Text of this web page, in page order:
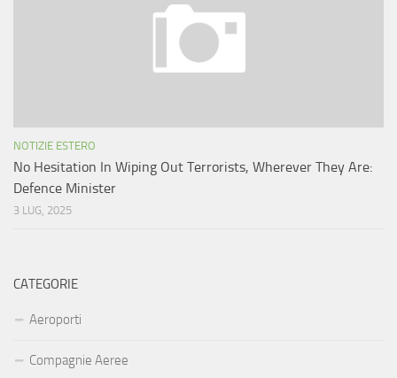
NOTIZIE ESTERO
No Hesitation In Wiping Out Terrorists, Wherever They Are:
Defence Minister
3 LUG, 2025
CATEGORIE
Aeroporti
Compagnie Aeree